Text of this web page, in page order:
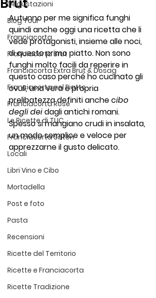
Degustazioni
Blog Tour
Franciacorta
Franciacorta Brut
Franciacorta Extra Brut & Dosag
Franciacorta nel Piatto
Franciacorta Rosé
Le Ricette di TUC
Franciacorta Satèn
Locali
Libri Vino e Cibo
Mortadella
Post e foto
Pasta
Recensioni
Ricette del Territorio
Ricette e Franciacorta
Ricette Tradizione
Autunno per me significa funghi
quindi anche oggi una ricetta che li
vede protagonisti, insieme alle noci,
di questo primo piatto. Non sono
funghi molto facili da reperire in
questo caso perché ho cucinato gli
ovuli, una vera e propria
prelibatezza definiti anche cibo
degli dei dagli antichi romani.
Spesso si mangiano crudi in insalata,
un modo semplice e veloce per
apprezzarne il gusto delicato.